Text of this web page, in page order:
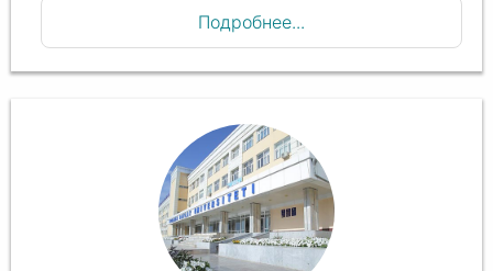
Подробнее...